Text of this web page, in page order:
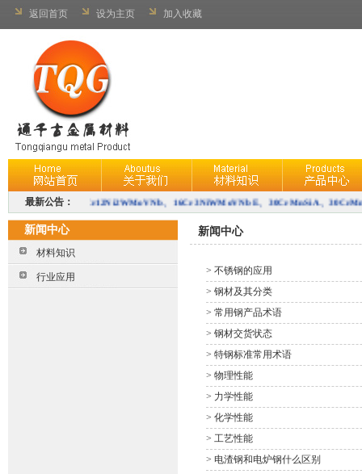
返回首页 设为主页 加入收藏
最新公告：
公司常备现货： 1Cr12Ni2WMoVNb、 16Cr3NiWMoVNbE、 30CrMnSiA、
40CrNiMoA、38CrMoAL、
1Cr12Ni3MoVN、10Cr11Co3W3NiMoVNbNB、1Cr12Ni3Mo2VN
2Cr12NiMo1W1V、15CrMo、 25Cr2Mo1VA、45CrNiMoVA、16MnCr5H、
新闻中心
材料知识
行业应用
新闻中心
> 不锈钢的应用
> 钢材及其分类
> 常用钢产品术语
> 钢材交货状态
> 特钢标准常用术语
> 物理性能
> 力学性能
> 化学性能
> 工艺性能
> 电渣钢和电炉钢什么区别